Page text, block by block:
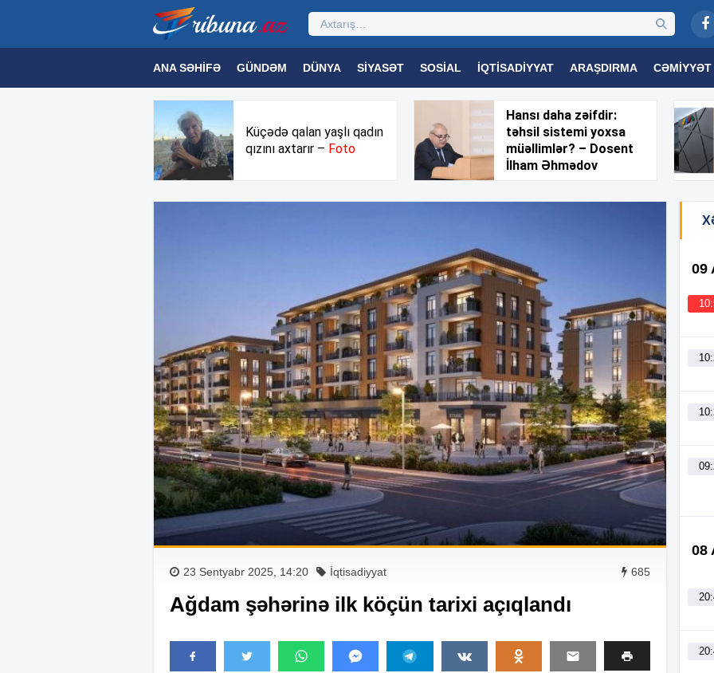
ANA SƏHIFƏ GÜNDƏM DÜNYA SIYASƏT SOSIAL İQTISADIYYAT ARAŞDIRMA CƏMIYYƏT
MƏDƏNIYYƏT SAĞLAMLIQ MARAQLI TRIBUNA TV
Küçədə qalan yaşlı qadın
qızını axtarır – Foto
Hansı daha zəifdir:
təhsil sistemi yoxsa
müəllimlər? – Dosent
İlham Əhmədov
23 Sentyabr 2025, 14:20 İqtisadiyyat 685
Ağdam şəhərinə ilk köçün tarixi açıqlandı
09
08